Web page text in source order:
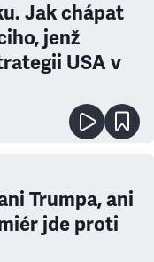
Jak chápat
jenž
USA v
Trumpa, ani
jde proti